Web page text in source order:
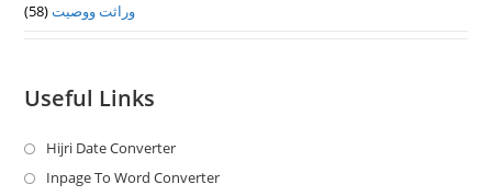
وراثت ووصيت(58)
Useful Links
Hijri Date ConverterOpens
in
Inpage To Word ConverterOpens